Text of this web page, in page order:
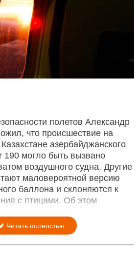
полетов Александр
что происшествие на
азербайджанского
190 могло быть вызвано
воздушного судна. Другие
маловероятной версию
баллона и склоняются к
с птицами. Об этом
Читать полностью